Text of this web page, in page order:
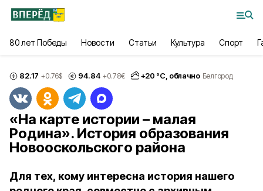
80 лет Победы Новости Статьи Культура Спорт
82.17 +0.76$ 94.84 +0.78€ +20 °С, облачно Белгород
«На карте истории – малая
Родина». История образования
Новооскольского района
Для тех, кому интересна история нашего